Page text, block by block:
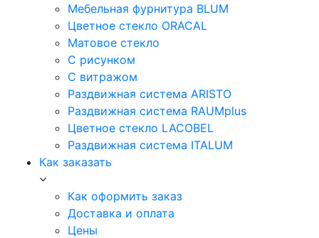
Мебельная фурнитура BLUM
Цветное стекло ORACAL
Матовое стекло
C рисунком
C витражом
Раздвижная система ARISTO
Раздвижная система RAUMplus
Цветное стекло LACOBEL
Раздвижная система ITALUM
Как заказать
Как оформить заказ
Доставка и оплата
Цены